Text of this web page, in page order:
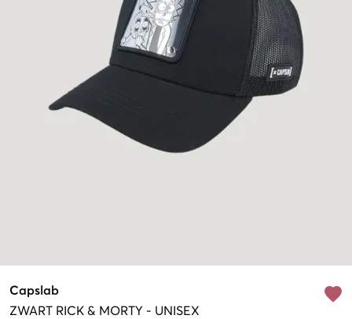
Capslab
ZWART RICK & MORTY - UNISEX